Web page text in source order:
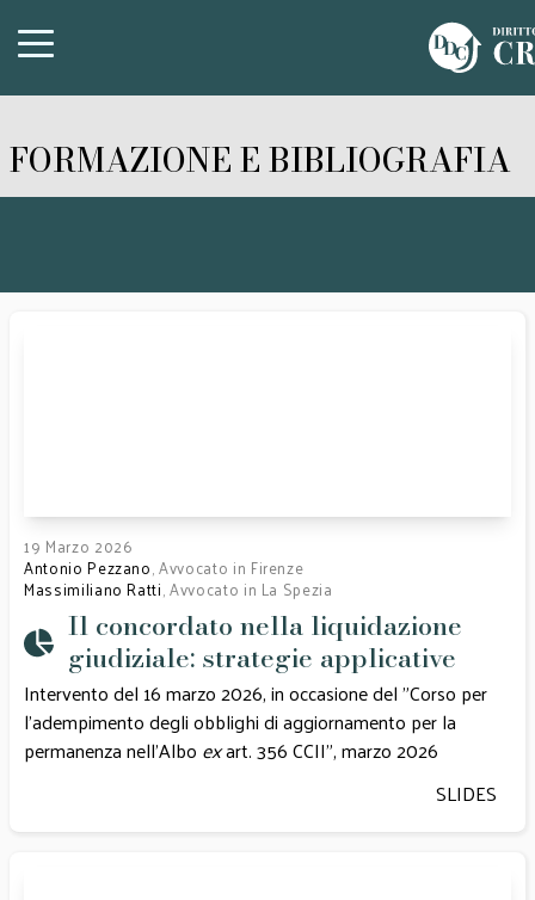
FORMAZIONE E BIBLIOGRAFIA
19 Marzo 2026
Antonio Pezzano, Avvocato in Firenze
Massimiliano Ratti, Avvocato in La Spezia
Il concordato nella liquidazione
giudiziale: strategie applicative
Intervento del 16 marzo 2026, in occasione del "Corso per
l'adempimento degli obblighi di aggiornamento per la
permanenza nell'Albo exart. 356 CCII", marzo 2026
SLIDES